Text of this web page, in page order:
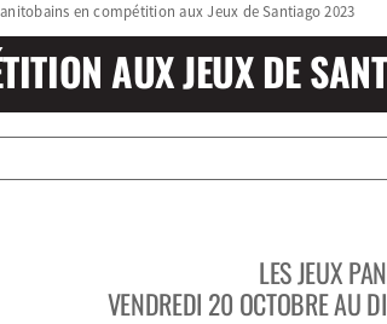
en compétition aux Jeux de Santiago 2023
AUX JEUX DE
LES JEUX
VENDREDI 20 OCTOBRE AU